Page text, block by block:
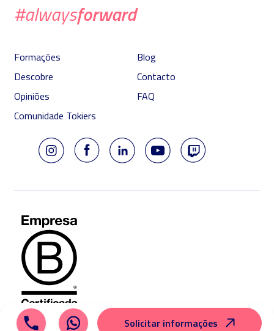
#alwaysforward
Formações
Descobre
Opiniões
Comunidade Tokiers
Blog
Contacto
FAQ
Solicitar informações